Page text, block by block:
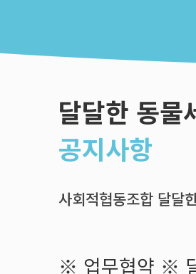
달달한 동물
공지사항
사회적협동조합 달달
※ 업무협약 ※